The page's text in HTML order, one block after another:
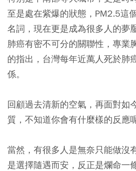
至是處在紫爆的狀態，PM2.5這
名詞，現在更是成為很多人的夢
肺癌有密不可分的關聯性，專業
的指出，台灣每年近萬人死於肺
係。
回顧過去清新的空氣，再面對如
質，不知道你會有什麼樣的反應
當然，有很多人是無奈只能做沒
是選擇隨遇而安，反正是爛命一